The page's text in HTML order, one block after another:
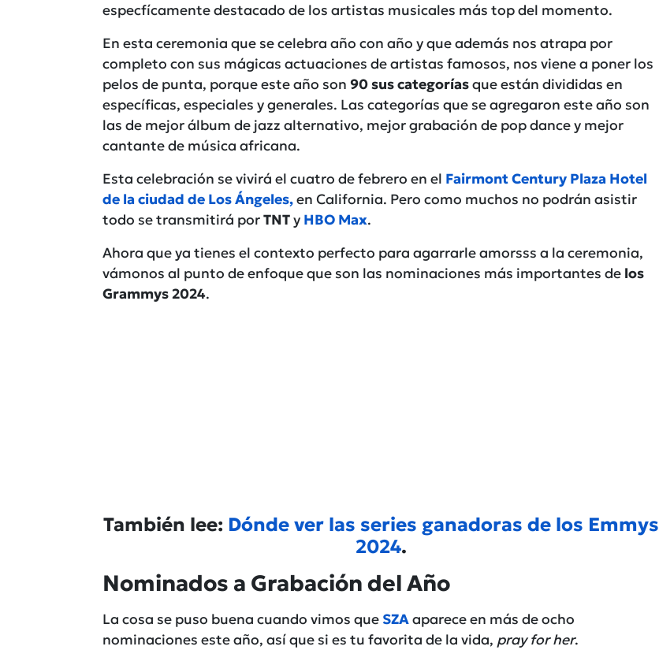
especfícamente destacado de los artistas musicales más top del momento.
En esta ceremonia que se celebra año con año y que además nos atrapa por
completo con sus mágicas actuaciones de artistas famosos, nos viene a poner los
pelos de punta, porque este año son 90 sus categoríasque están divididas en
específicas, especiales y generales. Las categorías que se agregaron este año son
las de mejor álbum de jazz alternativo, mejor grabación de pop dance y mejor
cantante de música africana.
Esta celebración se vivirá el cuatro de febrero en el Fairmont Century Plaza Hotel
de la ciudad de Los Ángeles,en California. Pero como muchos no podrán asistir
todo se transmitirá porTNTy HBO Max.
Ahora que ya tienes el contexto perfecto para agarrarle amorsss a la ceremonia,
vámonos al punto de enfoque que son las nominaciones más importantes de los
Grammys 2024.
También lee: Dónde ver las series ganadoras de los Emmys
2024.
Nominados a Grabación del Año
La cosa se puso buena cuando vimos que SZAaparece en más de ocho
nominaciones este año, así que si es tu favorita de la vida, pray for her.